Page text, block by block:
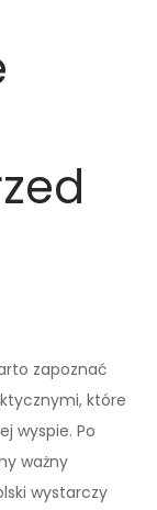
zapoznać
które
wyspie. Po
ważny
wystarczy